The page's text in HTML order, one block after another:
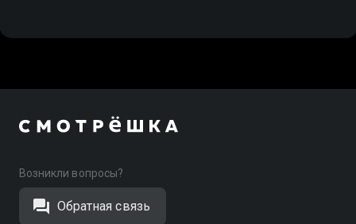
Возникли вопросы?
Обратная связь